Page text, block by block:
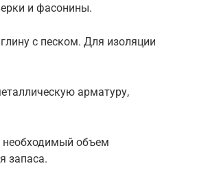
и фасонины.
с песком. Для изоляции
арматуру,
необходимый объем
запаса.